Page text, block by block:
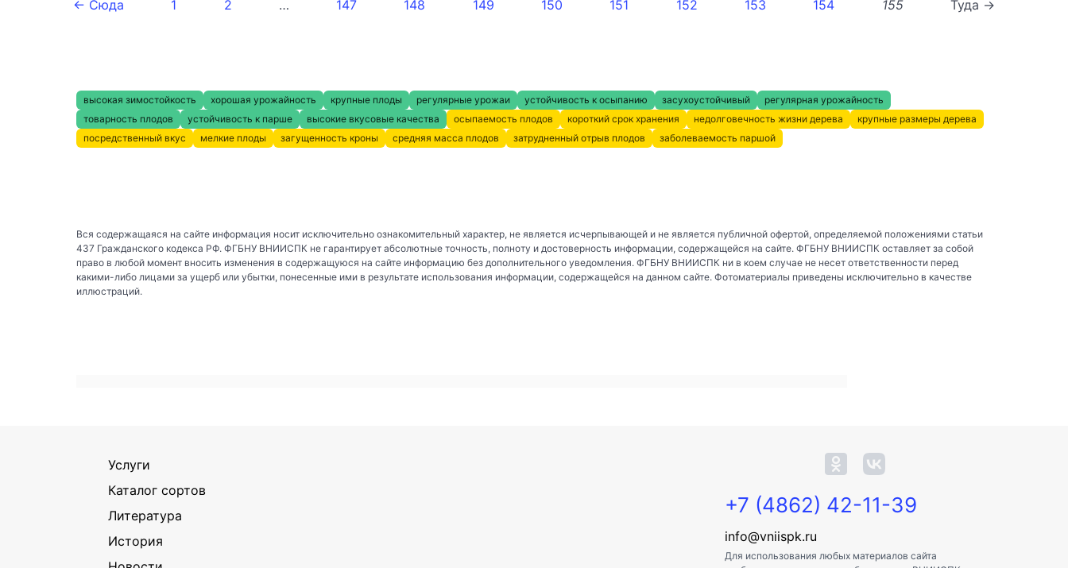
← Сюда 1 2 … 147 148 149 150 151 152 153 154 155 Туда →
высокая зимостойкость хорошая урожайность крупные плоды регулярные урожаи устойчивость к осыпанию засухоустойчивый
регулярная урожайность
товарность плодов
устойчивость к парше высокие вкусовые качества осыпаемость плодов короткий срок хранения недолговечность жизни дерева
крупные размеры дерева
посредственный вкус
мелкие плоды загущенность кроны средняя масса плодов затрудненный отрыв плодов заболеваемость паршой
Вся содержащаяся на сайте информация носит исключительно ознакомительный характер, не является исчерпывающей и не является публичной офертой, определяемой положениями статьи
437 Гражданского кодекса РФ. ФГБНУ ВНИИСПК не гарантирует абсолютные точность, полноту и достоверность информации, содержащейся на сайте. ФГБНУ ВНИИСПК оставляет за собой
право в любой момент вносить изменения в содержащуюся на сайте информацию без дополнительного уведомления. ФГБНУ ВНИИСПК ни в коем случае не несет ответственности перед
какими-либо лицами за ущерб или убытки, понесенные ими в результате использования информации, содержащейся на данном сайте. Фотоматериалы приведены исключительно в качестве
иллюстраций.
Услуги
Каталог сортов
Литература
История
+7 (4862) 42-11-39
info@vniispk.ru
Для использования любых материалов сайта